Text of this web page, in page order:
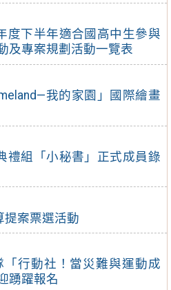
度下半年適合國高中生參與
及專案規劃活動一覽表
我的家園」國際繪畫
禮組「小秘書」正式成員錄
提案票選活動
行動社！當災難與運動成
踴躍報名